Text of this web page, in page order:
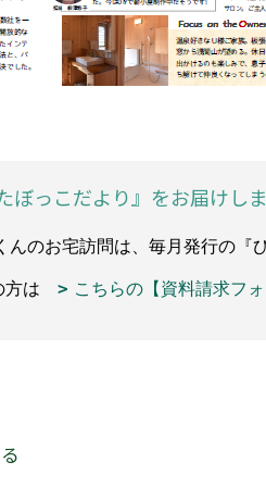
ぼっこだより』をお届けし
んのお宅訪問は、毎月発行の『
方は こちらの【資料請求フォ